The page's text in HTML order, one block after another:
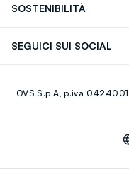
Giftcard
SOSTENIBILITÀ
SEGUICI SUI SOCIAL
Youtube
OVS S.p.A, p.iva